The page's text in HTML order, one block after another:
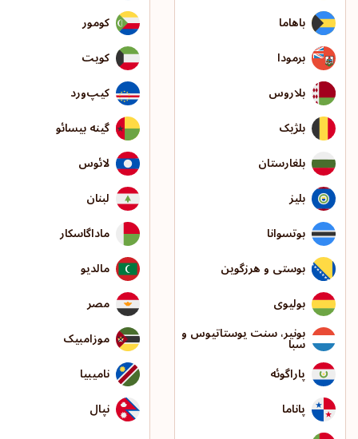
باهاما
برمودا
بلاروس
بلژیک
بلغارستان
بلیز
بوتسوانا
بوستی و هرزگوین
بولیوی
بونیر، سنت یوستاتیوس و
سبا
پاراگوئه
پاناما
کومور
کویت
کیپ‌ورد
گینه بیسائو
لائوس
لبنان
ماداگاسکار
مالدیو
مصر
موزامبیک
نامیبیا
نپال